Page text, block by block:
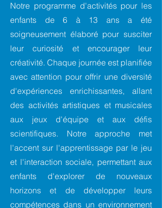
Notre programme d'activités pour les
enfants de 6 à 13 ans a été
soigneusement élaboré pour susciter
leur curiosité et encourager leur
créativité. Chaque journée est planifiée
avec attention pour offrir une diversité
d'expériences enrichissantes, allant
des activités artistiques et musicales
aux jeux d'équipe et aux défis
scientifiques. Notre approche met
l'accent sur l'apprentissage par le jeu
et l'interaction sociale, permettant aux
enfants d'explorer de nouveaux
horizons et de développer leurs
compétences dans un environnement